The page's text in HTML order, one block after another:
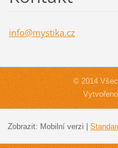
info@mystika.cz
© 2014
Zobrazit: Mobilní verzi